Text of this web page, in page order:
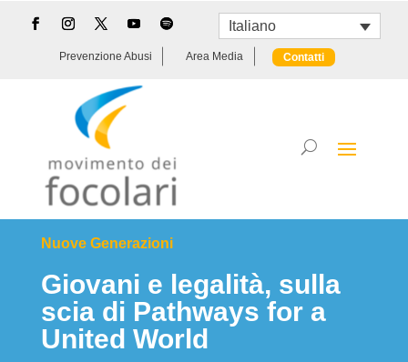
Italiano
Prevenzione Abusi Area Media Contatti
Nuove Generazioni
Giovani e legalità, sulla
scia di Pathways for a
United World